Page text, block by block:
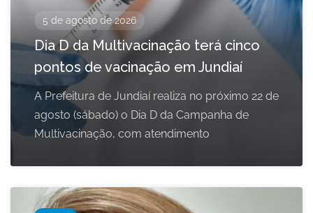
5 de agosto de 2026
Dia D da Multivacinação terá cinco
pontos de vacinação em Jundiaí
A Prefeitura de Jundiaí realiza no próximo 22 de
agosto (sábado) o Dia D da Campanha de
Multivacinação, com atendimento